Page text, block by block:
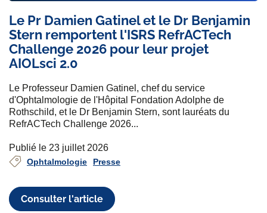
Le Pr Damien Gatinel et le Dr Benjamin
Stern remportent l'ISRS RefrACTech
Challenge 2026 pour leur projet
AIOLsci 2.0
Le Professeur Damien Gatinel, chef du service
d'Ophtalmologie de l'Hôpital Fondation Adolphe de
Rothschild, et le Dr Benjamin Stern, sont lauréats du
RefrACTech Challenge 2026...
Publié le 23 juillet 2026
Ophtalmologie Presse
Consulter l'article